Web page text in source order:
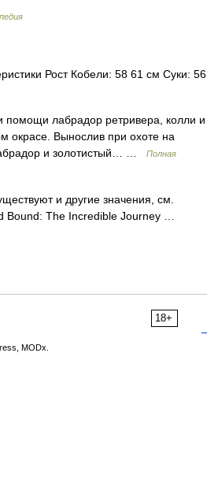
Рост Кобели: 58 61 см Суки: 56
лабрадор ретривера, колли и
окрасе. Вынослив при охоте на
и золотистый… …
Полная
и другие значения, см.
Bound: The Incredible Journey …
18+
MODx.